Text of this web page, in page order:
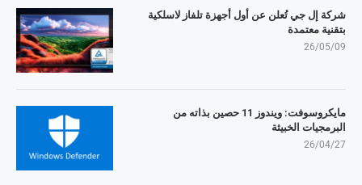
شركة إل جي تُعلن عن أول أجهزة تلفاز لاسلكية
بتقنية معتمدة
26/05/09
مايكروسوفت: ويندوز 11 حصين بذاته من
البرمجيات الخبيثة
26/04/27